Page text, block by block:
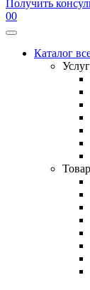
Получить
00
Каталог